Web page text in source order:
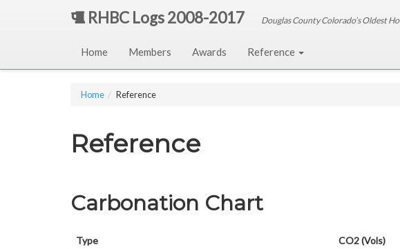
RHBC Logs 2008-2017 Douglas County Colorado’s Oldest
Home Members Awards Reference
Home Reference
Reference
Carbonation Chart
Type CO2 (Vols)